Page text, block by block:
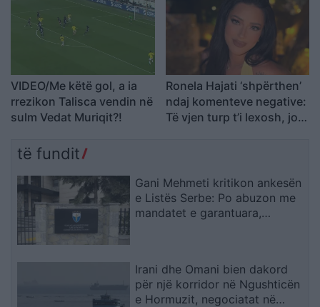
VIDEO/Me këtë gol, a ia
rrezikon Talisca vendin në
sulm Vedat Muriqit?!
Ronela Hajati ‘shpërthen’
ndaj komenteve negative:
Të vjen turp t’i lexosh, jo
të fundit
Gani Mehmeti kritikon ankesën
e Listës Serbe: Po abuzon me
mandatet e garantuara,
Irani dhe Omani bien dakord
për një korridor në Ngushticën
e Hormuzit, negociatat në